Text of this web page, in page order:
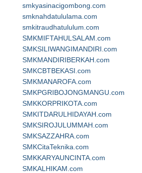
smkyasinacigombong.com
smknahdatululama.com
smkitraudhatululum.com
SMKMIFTAHULSALAM.com
SMKSILIWANGIMANDIRI.com
SMKMANDIRIBERKAH.com
SMKCBTBEKASI.com
SMKMANAROFA.com
SMKPGRIBOJONGMANGU.com
SMKKORPRIKOTA.com
SMKITDARULHIDAYAH.com
SMKSIROJULUMMAH.com
SMKSAZZAHRA.com
SMKCitaTeknika.com
SMKKARYAUNCINTA.com
SMKALHIKAM.com